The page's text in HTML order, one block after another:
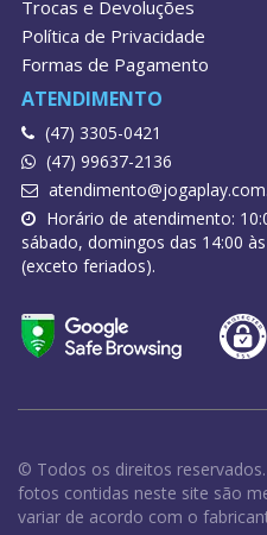
Trocas e Devoluções
Política de Privacidade
Formas de Pagamento
ATENDIMENTO
(47) 3305-0421
(47) 99637-2136
Horário de atendimento:
sábado, domingos das 14:00
(exceto feriados).
© Todos os direitos reservados.
fotos contidas neste site são
variar de acordo com o